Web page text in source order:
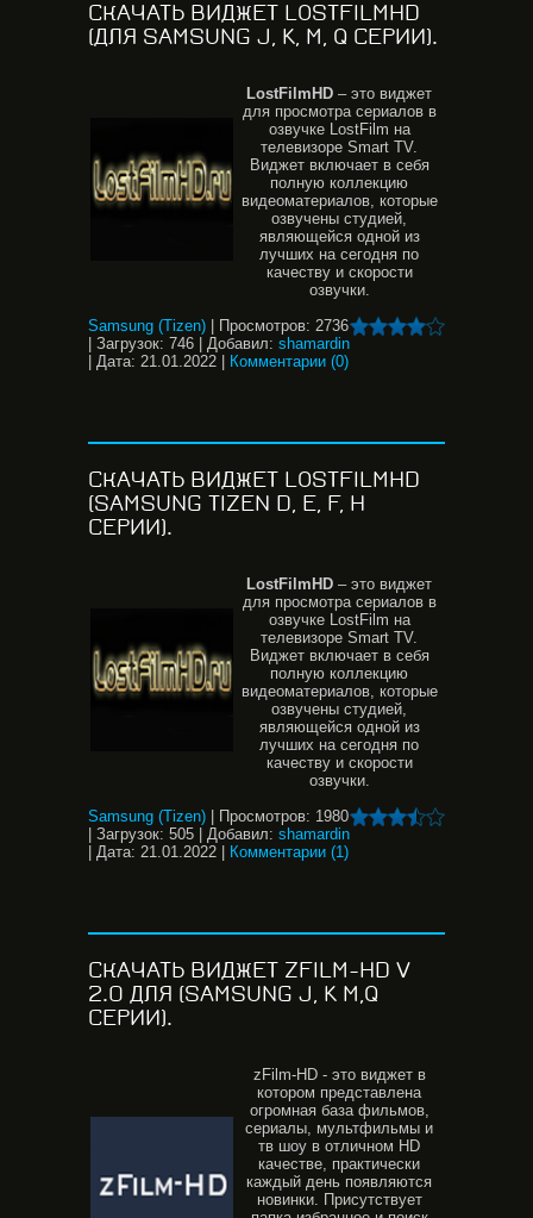
СКАЧАТЬ ВИДЖЕТ LOSTFILMHD
(ДЛЯ SAMSUNG J, K, M, Q СЕРИИ).
LostFilmHD – это виджет
для просмотра сериалов в
озвучке LostFilm на
телевизоре Smart TV.
Виджет включает в себя
полную коллекцию
видеоматериалов, которые
озвучены студией,
являющейся одной из
лучших на сегодня по
качеству и скорости
озвучки.
Samsung (Tizen)
Просмотров: 2736
Загрузок: 746 Добавил: shamardin
Дата: 21.01.2022 Комментарии (0)
СКАЧАТЬ ВИДЖЕТ LOSTFILMHD
(SAMSUNG TIZEN D, E, F, H
СЕРИИ).
LostFilmHD – это виджет
для просмотра сериалов в
озвучке LostFilm на
телевизоре Smart TV.
Виджет включает в себя
полную коллекцию
видеоматериалов, которые
озвучены студией,
являющейся одной из
лучших на сегодня по
качеству и скорости
озвучки.
Samsung (Tizen)
Просмотров: 1980
Загрузок: 505 Добавил: shamardin
Дата: 21.01.2022 Комментарии (1)
СКАЧАТЬ ВИДЖЕТ ZFILM-HD V
2.0 ДЛЯ (SAMSUNG J, K M,Q
СЕРИИ).
zFilm-HD - это виджет в
котором представлена
огромная база фильмов,
сериалы, мультфильмы и
тв шоу в отличном HD
качестве, практически
каждый день появляются
новинки. Присутствует